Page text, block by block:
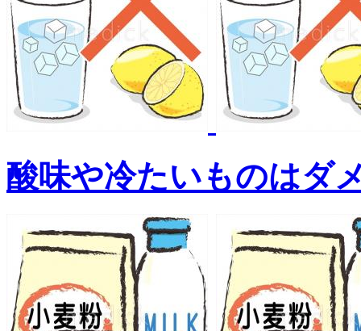
酸味や冷たいものはダ